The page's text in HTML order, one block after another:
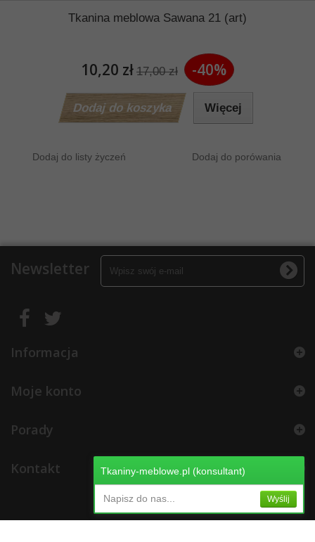
Tkanina meblowa Sawana 21 (art)
10,20 zł 17,00 zł -40%
Dodaj do koszyka Więcej
Dodaj do listy życzeń Dodaj do porówania
Newsletter
Informacja
Moje konto
Porady
Kontakt Tkaniny-meblowe.pl (konsultant)
Napisz do nas... Wyślij